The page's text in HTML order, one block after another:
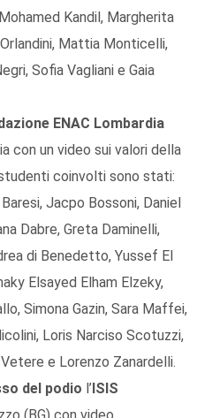
Kandil, Margherita
Mattia Monticelli,
Sofia Vagliani e Gaia
ENAC Lombardia
con un video sui valori della
coinvolti sono stati:
Jacpo Bossoni, Daniel
Dabre, Greta Daminelli,
di Benedetto, Yussef El
Elsayed Elham Elzeky,
Simona Gazin, Sara Maffei,
Loris Narciso Scotuzzi,
e Lorenzo Zanardelli.
del podio l’ISIS
(BG) con video